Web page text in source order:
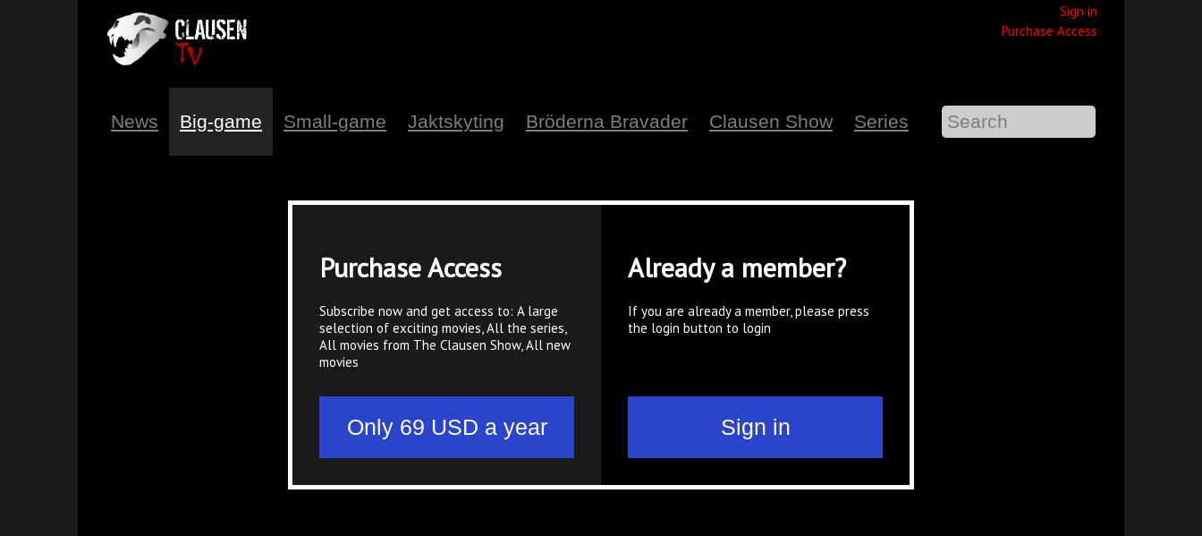
Sign in
Purchase Access
News Big-game Small-game Jaktskyting Bröderna Bravader Clausen Show Series
Purchase Access
Subscribe now and get access to: A large
selection of exciting movies, All the series,
All movies from The Clausen Show, All new
movies
Already a member?
If you are already a member, please press
the login button to login